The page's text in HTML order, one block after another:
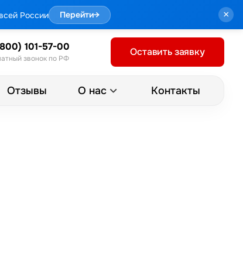
России Перейти→ ×
101-57-00
звонок по РФ
Оставить заявку
Отзывы О нас Контакты